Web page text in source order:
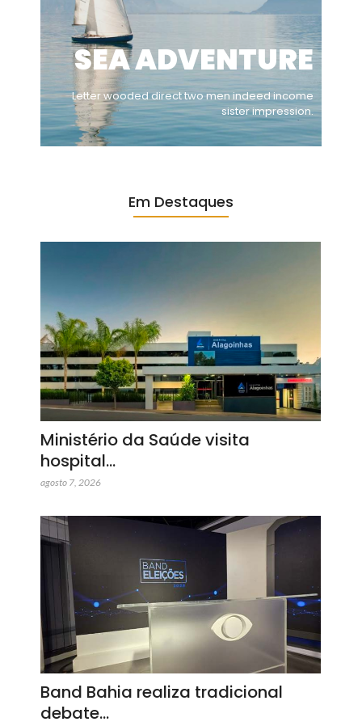
SEA ADVENTURE
Letter wooded direct two men indeed income
sister impression.
Em Destaques
Ministério da Saúde visita
hospital…
agosto 7, 2026
Band Bahia realiza tradicional
debate…